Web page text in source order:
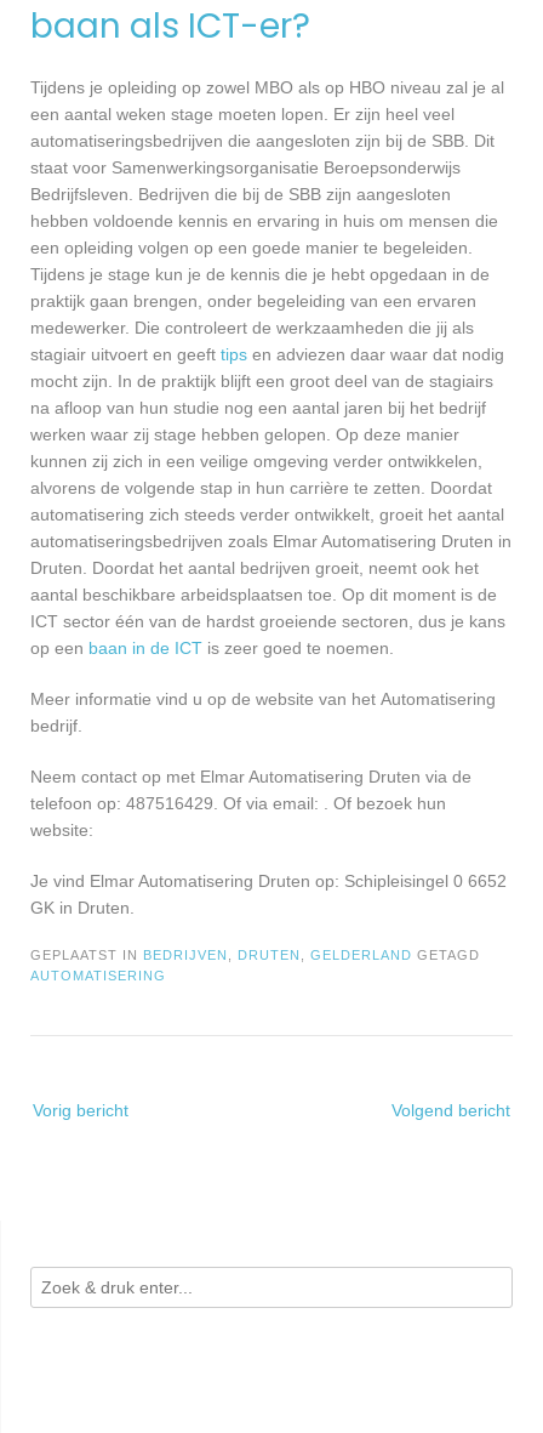
baan als ICT-er?
Tijdens je opleiding op zowel MBO als op HBO niveau zal je al
een aantal weken stage moeten lopen. Er zijn heel veel
automatiseringsbedrijven die aangesloten zijn bij de SBB. Dit
staat voor Samenwerkingsorganisatie Beroepsonderwijs
Bedrijfsleven. Bedrijven die bij de SBB zijn aangesloten
hebben voldoende kennis en ervaring in huis om mensen die
een opleiding volgen op een goede manier te begeleiden.
Tijdens je stage kun je de kennis die je hebt opgedaan in de
praktijk gaan brengen, onder begeleiding van een ervaren
medewerker. Die controleert de werkzaamheden die jij als
stagiair uitvoert en geeft tips en adviezen daar waar dat nodig
mocht zijn. In de praktijk blijft een groot deel van de stagiairs
na afloop van hun studie nog een aantal jaren bij het bedrijf
werken waar zij stage hebben gelopen. Op deze manier
kunnen zij zich in een veilige omgeving verder ontwikkelen,
alvorens de volgende stap in hun carrière te zetten. Doordat
automatisering zich steeds verder ontwikkelt, groeit het aantal
automatiseringsbedrijven zoals Elmar Automatisering Druten in
Druten. Doordat het aantal bedrijven groeit, neemt ook het
aantal beschikbare arbeidsplaatsen toe. Op dit moment is de
ICT sector één van de hardst groeiende sectoren, dus je kans
op een baan in de ICT is zeer goed te noemen.
Meer informatie vind u op de website van het Automatisering
bedrijf.
Neem contact op met Elmar Automatisering Druten via de
telefoon op: 487516429. Of via email:
. Of bezoek hun
website:
Je vind Elmar Automatisering Druten op: Schipleisingel 0 6652
GK in Druten.
GEPLAATST IN BEDRIJVEN DRUTEN GELDERLAND GETAGD
AUTOMATISERING
navigatie
Vorig bericht Volgend bericht